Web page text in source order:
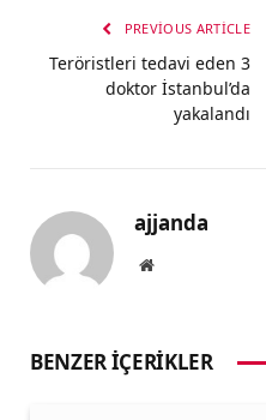
PREVIOUS ARTICLE
Teröristleri tedavi eden 3
doktor İstanbul’da
yakalandı
ajjanda
Website
BENZER İÇERIKLER